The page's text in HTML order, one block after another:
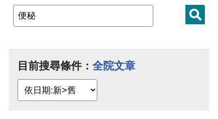
目前搜尋條件： 全院文章